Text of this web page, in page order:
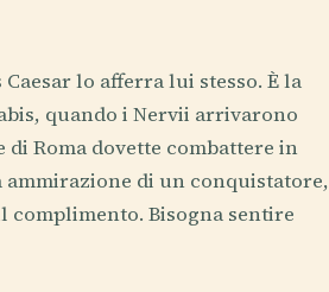
lo afferra lui stesso. È la
quando i Nervii arrivarono
Roma dovette combattere in
di un conquistatore,
complimento. Bisogna sentire